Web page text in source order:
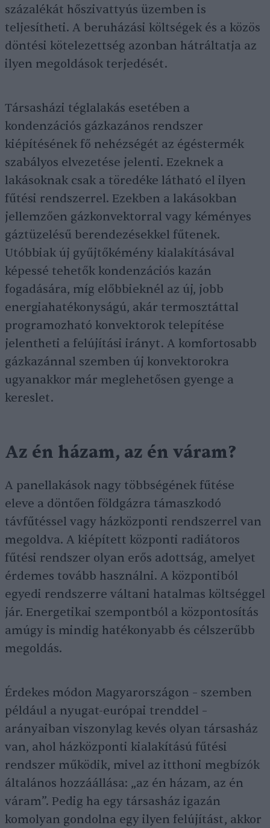
százalékát hőszivattyús üzemben is
teljesítheti. A beruházási költségek és a közös
döntési kötelezettség azonban hátráltatja az
ilyen megoldások terjedését.
Társasházi téglalakás esetében a
kondenzációs gázkazános rendszer
kiépítésének fő nehézségét az égéstermék
szabályos elvezetése jelenti. Ezeknek a
lakásoknak csak a töredéke látható el ilyen
fűtési rendszerrel. Ezekben a lakásokban
jellemzően gázkonvektorral vagy kéményes
gáztüzelésű berendezésekkel fűtenek.
Utóbbiak új gyűjtőkémény kialakításával
képessé tehetők kondenzációs kazán
fogadására, míg előbbieknél az új, jobb
energiahatékonyságú, akár termosztáttal
programozható konvektorok telepítése
jelentheti a felújítási irányt. A komfortosabb
gázkazánnal szemben új konvektorokra
ugyanakkor már meglehetősen gyenge a
kereslet.
Az én házam, az én váram?
A panellakások nagy többségének fűtése
eleve a döntően földgázra támaszkodó
távfűtéssel vagy házközponti rendszerrel van
megoldva. A kiépített központi radiátoros
fűtési rendszer olyan erős adottság, amelyet
érdemes tovább használni. A központiból
egyedi rendszerre váltani hatalmas költséggel
jár. Energetikai szempontból a központosítás
amúgy is mindig hatékonyabb és célszerűbb
megoldás.
Érdekes módon Magyarországon – szemben
például a nyugat-európai trenddel –
arányaiban viszonylag kevés olyan társasház
van, ahol házközponti kialakítású fűtési
rendszer működik, mivel az itthoni megbízók
általános hozzáállása: „az én házam, az én
váram”. Pedig ha egy társasház igazán
komolyan gondolna egy ilyen felújítást, akkor